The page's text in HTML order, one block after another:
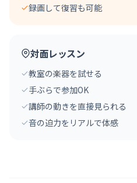
録画して復習も可能
対面レッスン
教室の楽器を試せる
手ぶらで参加OK
講師の動きを直接見られる
音の迫力をリアルで体感